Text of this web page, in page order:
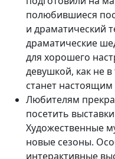
полюбившиеся
и драматический
драматические
для хорошего
девушкой, как не
станет
Любителям
посетить
Художественные
новые сезоны.
интерактивные